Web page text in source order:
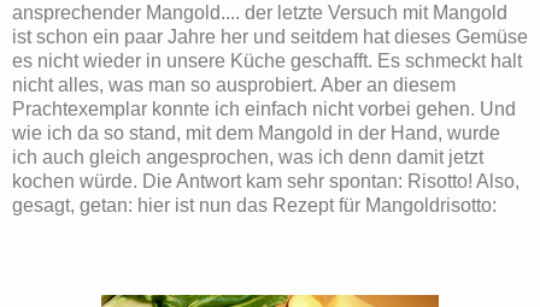
ansprechender Mangold.... der letzte Versuch mit Mangold
ist schon ein paar Jahre her und seitdem hat dieses Gemüse
es nicht wieder in unsere Küche geschafft. Es schmeckt halt
nicht alles, was man so ausprobiert. Aber an diesem
Prachtexemplar konnte ich einfach nicht vorbei gehen. Und
wie ich da so stand, mit dem Mangold in der Hand, wurde
ich auch gleich angesprochen, was ich denn damit jetzt
kochen würde. Die Antwort kam sehr spontan: Risotto! Also,
gesagt, getan: hier ist nun das Rezept für Mangoldrisotto: